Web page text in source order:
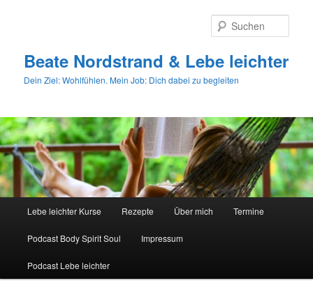
Beate Nordstrand & Lebe leichter
Dein Ziel: Wohlfühlen. Mein Job: Dich dabei zu begleiten
Lebe leichter Kurse Rezepte Über mich Termine
Podcast Body Spirit Soul Impressum
Podcast Lebe leichter